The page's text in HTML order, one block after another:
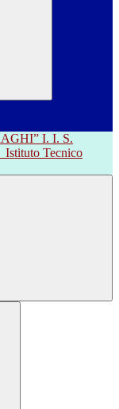
I. I. S.
Istituto Tecnico